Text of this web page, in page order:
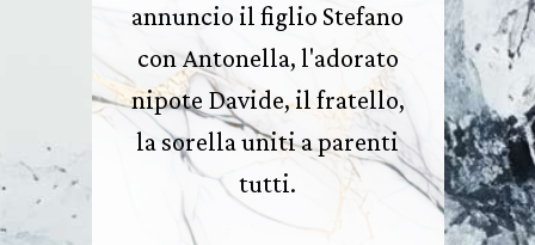
annuncio il figlio Stefano
con Antonella, l'adorato
nipote Davide, il fratello,
la sorella uniti a parenti
tutti.